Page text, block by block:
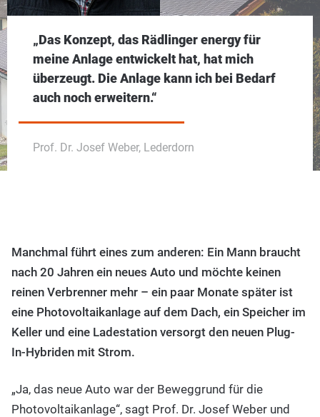
„Das Konzept, das Rädlinger energy für
meine Anlage entwickelt hat, hat mich
überzeugt. Die Anlage kann ich bei Bedarf
auch noch erweitern.“
Prof. Dr. Josef Weber, Lederdorn
Manchmal führt eines zum anderen: Ein Mann braucht
nach 20 Jahren ein neues Auto und möchte keinen
reinen Verbrenner mehr – ein paar Monate später ist
eine Photovoltaikanlage auf dem Dach, ein Speicher im
Keller und eine Ladestation versorgt den neuen Plug-
In-Hybriden mit Strom.
„Ja, das neue Auto war der Beweggrund für die
Photovoltaikanlage“, sagt Prof. Dr. Josef Weber und